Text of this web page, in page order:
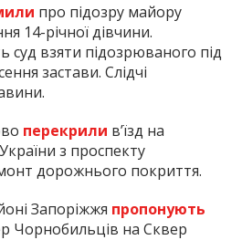
про підозру майору
14-річної дівчини.
суд взяти підозрюваного під
застави. Слідчі
перекрили в’їзд на
з проспекту
дорожнього покриття.
Запоріжжя пропонують
Чорнобильців на Сквер